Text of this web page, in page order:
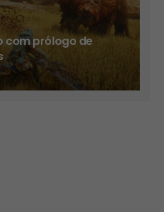
com prólogo de